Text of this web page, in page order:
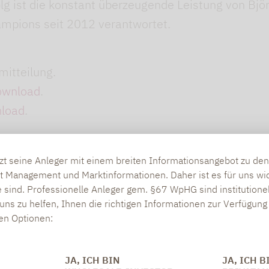
seine Anleger mit einem breiten Informationsangebot zu
Management und Marktinformationen. Daher ist es für uns
sind. Professionelle Anleger gem. §67 WpHG sind
zu helfen, Ihnen die richtigen Informationen zur
Optionen:
JA, ICH BIN
JA, ICH
ist die konstant überzeugende Leistung von
seit 2012 verantwortet.
.
.
unabhängige Asset-Management-Gesellschaft steht Lupus
alpha zählt zu den Pionieren für europäische Small & Mid
Wertsicherungsstrategien sowie verbriefter
Wandelanleihestrategien und Risiko-Overlay-Lösungen für
von über 16 Mrd. Euro für institutionelle Anleger und Wholesale-